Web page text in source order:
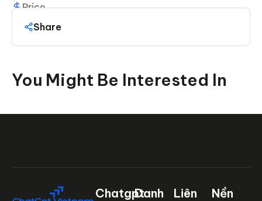
Price
Share
You Might Be Interested In
ChatgptDanh
Liên
Nền